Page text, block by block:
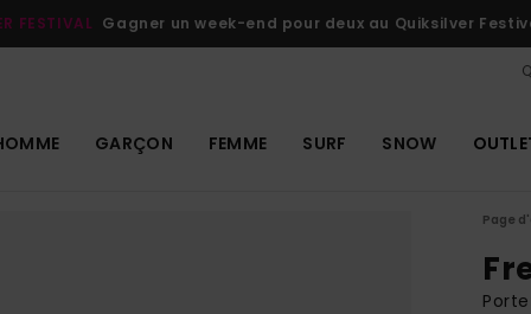
FESTIVAL Gagner un week-end pour deux au Quiksilver
GARÇON FEMME SURF SNOW
Page